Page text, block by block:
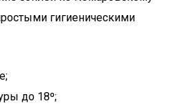
гигиеническими
до 18º;